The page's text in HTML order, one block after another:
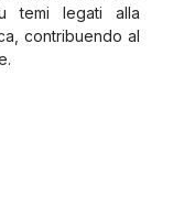
temi legati alla
contribuendo al